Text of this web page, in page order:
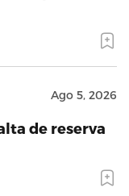
Ago 5, 2026
de reserva